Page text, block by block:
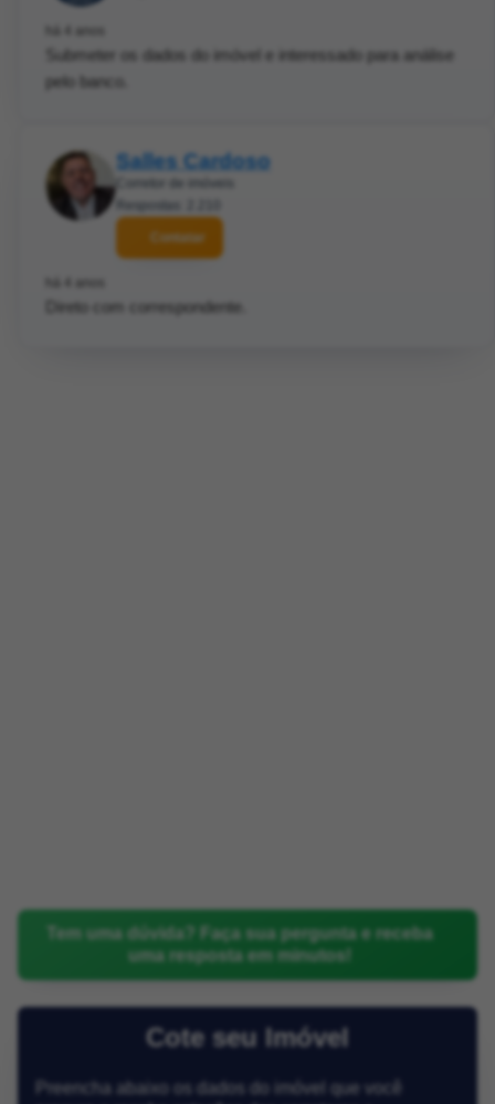
há 4 anos
Submeter os dados do imóvel e interessado para análise
pelo banco.
Salles Cardoso
Corretor de imóveis
Respostas: 2.210
Contatar
há 4 anos
Direto com correspondente.
Tem uma dúvida? Faça sua pergunta e receba
uma resposta em minutos!
Cote seu Imóvel
Preencha abaixo os dados do imóvel que você